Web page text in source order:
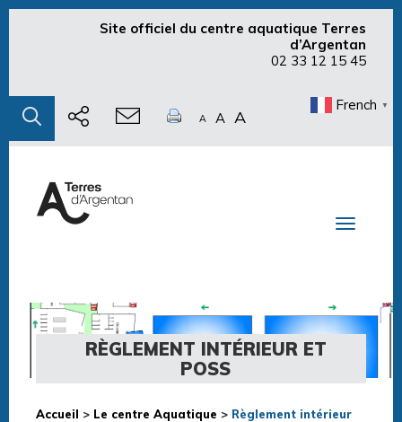
Site officiel du centre aquatique Terres
d’Argentan
02 33 12 15 45
A A A
French ▼
Toggle
RÈGLEMENT INTÉRIEUR ET
POSS
Accueil > Le centre Aquatique > Règlement intérieur